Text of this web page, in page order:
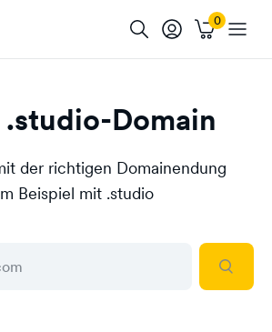
.studio-Domain
der richtigen Domainendung
Beispiel mit .studio